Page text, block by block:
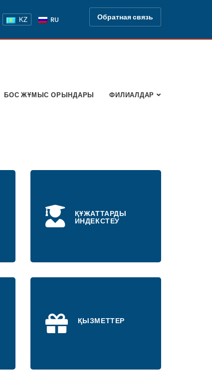
KZ RU Обратная связь
БОС ЖҰМЫС ОРЫНДАРЫ ФИЛИАЛДАР
ҚҰЖАТТАРДЫ
ИНДЕКСТЕУ
ҚЫЗМЕТТЕР